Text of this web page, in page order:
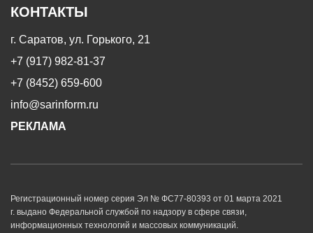
КОНТАКТЫ
г. Саратов, ул. Горького, 21
+7 (917) 982-81-37
+7 (8452) 659-600
info@sarinform.ru
РЕКЛАМА
Регистрационный номер серия Эл № ФС77-80393 от 01 марта 2021
г. выдано Федеральной службой по надзору в сфере связи,
информационных технологий и массовых коммуникаций.